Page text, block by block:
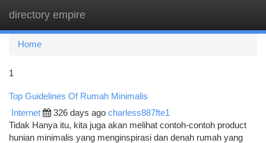
directory empire
Home
1
Top Guidelines Of Rumah Minimalis
Internet 326 days ago charless887fte1
Tidak Hanya itu, kita juga akan melihat contoh-contoh product
hunian minimalis yang menginspirasi dan denah rumah yang